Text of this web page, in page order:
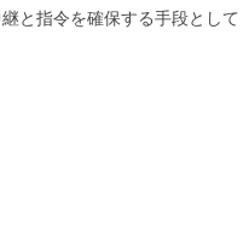
と指令を確保する手段として